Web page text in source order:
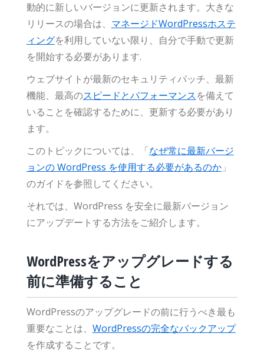
動的に新しいバージョンに更新されます。大きな
リリースの場合は、 マネージドWordPressホステ
ィングを利用していない限り、自分で手動で更新
を開始する必要があります.
ウェブサイトが最新のセキュリティパッチ、最新
機能、最高のスピードとパフォーマンスを備えて
いることを確認するために、更新する必要があり
ます。
このトピックについては、「なぜ常に最新バージ
ョンの WordPress を使用する必要があるのか」
のガイドを参照してください。
それでは、WordPress を安全に最新バージョン
にアップデートする方法をご紹介します。
WordPressをアップグレードする
前に準備すること
WordPressのアップグレードの前に行うべき最も
重要なことは、 WordPressの完全なバックアップ
を作成することです。